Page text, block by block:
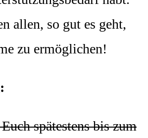
allen, so gut es geht,
zu ermöglichen!
spätestens bis zum